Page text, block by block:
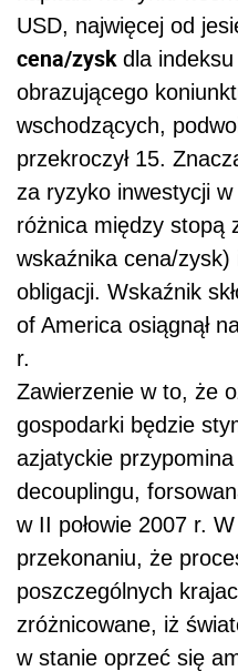
USD, najwięcej od
cena/zysk dla
obrazującego
wschodzących,
przekroczył 15.
za ryzyko inwestycji
różnica między stopą
wskaźnika cena/
obligacji. Wskaźnik
of America osiągnął
r.
Zawierzenie w to, że
gospodarki będzie
azjatyckie
decouplingu,
w II połowie 2007 r.
przekonaniu, że
poszczególnych
zróżnicowane, iż
w stanie oprzeć się